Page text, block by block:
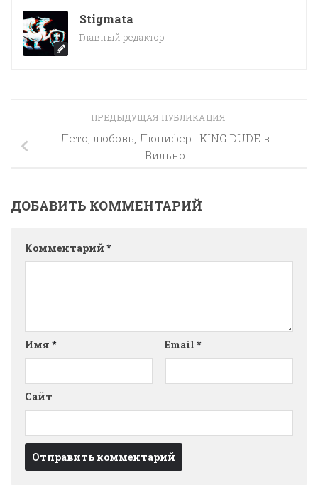
Stigmata
Главный редактор
ПРЕДЫДУЩАЯ ПУБЛИКАЦИЯ
Лето, любовь, Люцифер : KING DUDE в
Вильно
ДОБАВИТЬ КОММЕНТАРИЙ
Комментарий *
Имя * Email *
Сайт